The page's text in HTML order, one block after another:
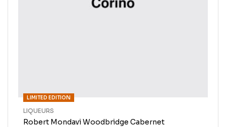
LIMITED EDITION
Robert Mondavi Woodbridge Cabernet
LIQUEURS